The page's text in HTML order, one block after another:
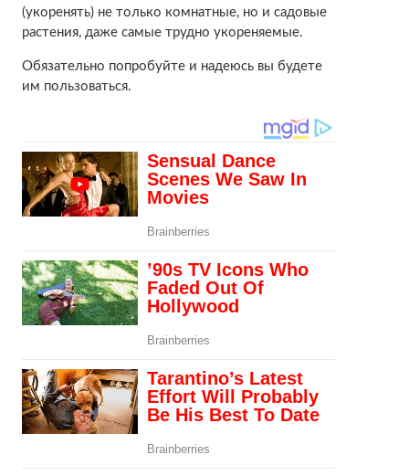
(укоренять) не только комнатные, но и садовые
растения, даже самые трудно укореняемые.
Обязательно попробуйте и надеюсь вы будете
им пользоваться.